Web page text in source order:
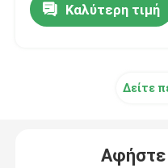
Καλύτερη τιμή
Δείτε
Αφήστε